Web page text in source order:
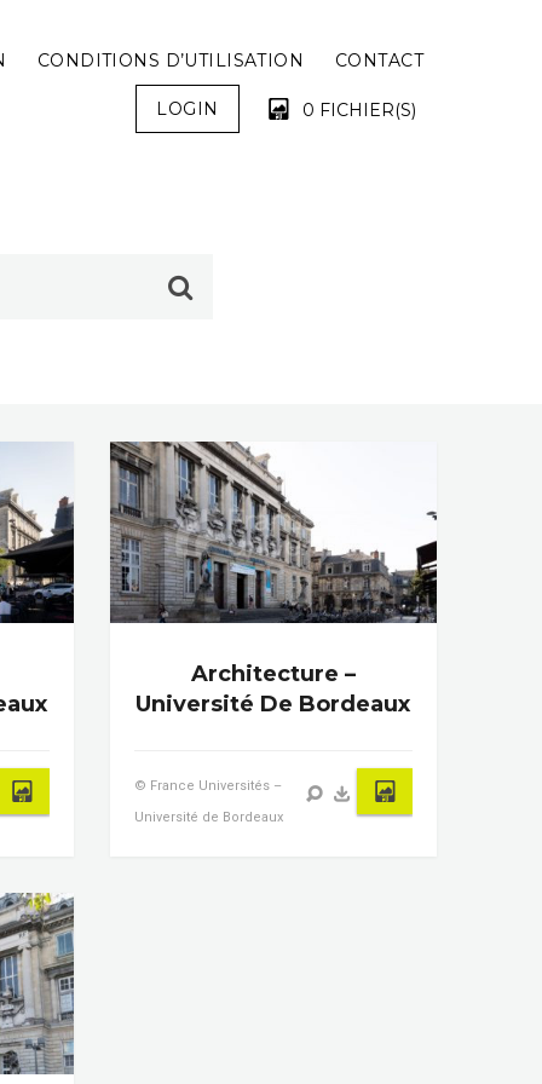
CONDITIONS D’UTILISATION CONTACT
LOGIN 0 FICHIER(S)
Architecture –
Université De Bordeaux
© France Universités –
Université de Bordeaux